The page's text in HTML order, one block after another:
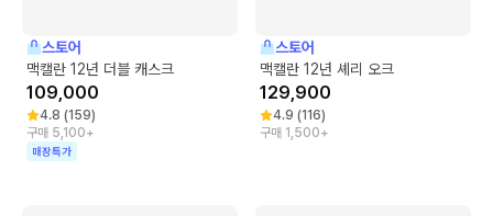
스토어
맥캘란 12년 더블 캐스크
109,000
4.8 (159)
구매 5,100+
매장특가
스토어
맥캘란 12년 셰리 오크
129,900
4.9 (116)
구매 1,500+